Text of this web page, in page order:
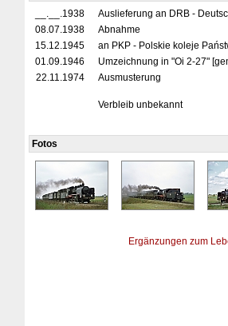
__.__.1938
Auslieferung an DRB -
08.07.1938
Abnahme
15.12.1945
an PKP - Polskie koleje
01.09.1946
Umzeichnung in "Oi 2-27"
22.11.1974
Ausmusterung
Verbleib unbekannt
Fotos
Ergänzungen zum